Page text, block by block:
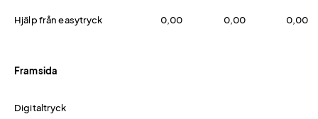
Hjälp från easytryck 0,00 0,00 0,00
Framsida
Digitaltryck